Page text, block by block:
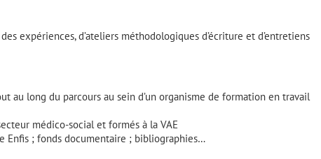
expériences, d’ateliers méthodologiques d’écriture et d’entretiens
au long du parcours au sein d’un organisme de formation en travail
médico-social et formés à la VAE
Enfis ; fonds documentaire ; bibliographies…